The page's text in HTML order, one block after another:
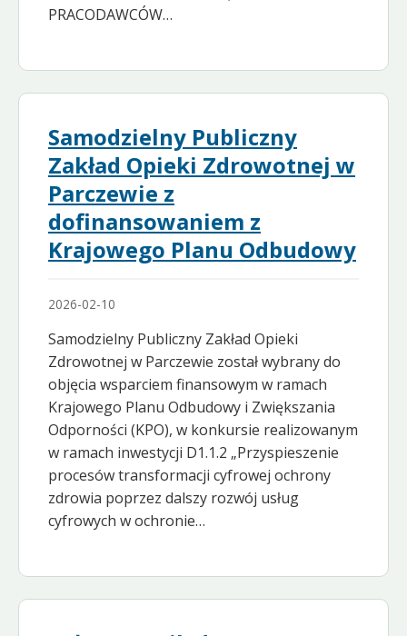
PRACODAWCÓW…
Samodzielny Publiczny
Zakład Opieki Zdrowotnej w
Parczewie z
dofinansowaniem z
Krajowego Planu Odbudowy
2026-02-10
Samodzielny Publiczny Zakład Opieki
Zdrowotnej w Parczewie został wybrany do
objęcia wsparciem finansowym w ramach
Krajowego Planu Odbudowy i Zwiększania
Odporności (KPO), w konkursie realizowanym
w ramach inwestycji D1.1.2 „Przyspieszenie
procesów transformacji cyfrowej ochrony
zdrowia poprzez dalszy rozwój usług
cyfrowych w ochronie…